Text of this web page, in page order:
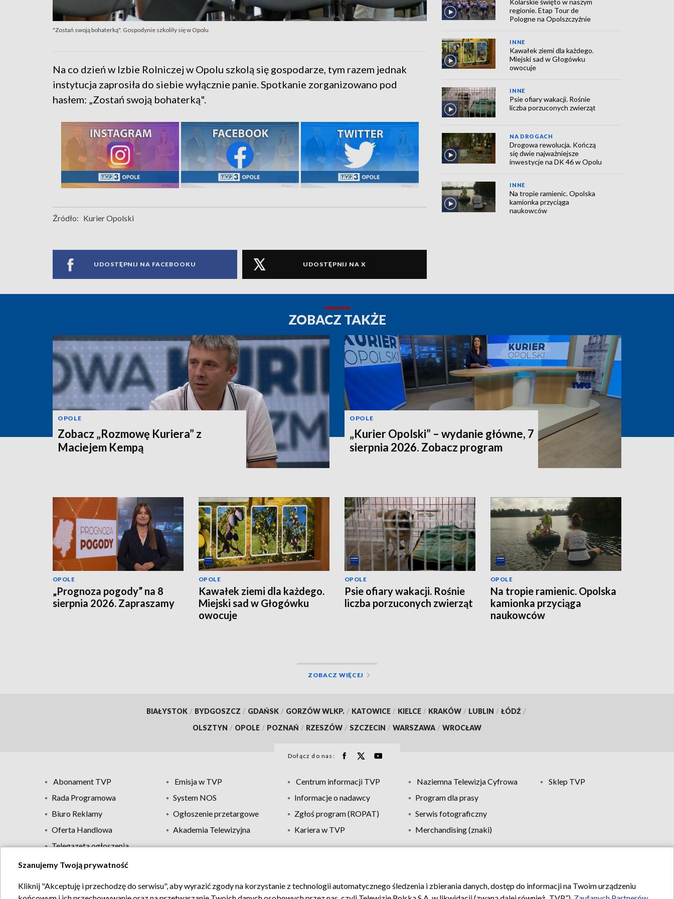
"Zostań swoją bohaterką". Gospodynie szkoliły się w Opolu
Na co dzień w Izbie Rolniczej w Opolu szkolą się gospodarze, tym razem jednak
instytucja zaprosiła do siebie wyłącznie panie. Spotkanie zorganizowano pod
hasłem: „Zostań swoją bohaterką".
Źródło: Kurier Opolski
UDOSTĘPNIJ NA FACEBOOKU UDOSTĘPNIJ NA X
regionie. Etap Tour de
Pologne na Opolszczyźnie
INNE
Kawałek ziemi dla każdego.
Miejski sad w Głogówku
owocuje
INNE
Psie ofiary wakacji. Rośnie
liczba porzuconych zwierząt
NA DROGACH
Drogowa rewolucja. Kończą
się dwie najważniejsze
inwestycje na DK 46 w Opolu
INNE
Na tropie ramienic. Opolska
kamionka przyciąga
naukowców
ZOBACZ TAKŻE
OPOLE
Zobacz „Rozmowę Kuriera” z
Maciejem Kempą
OPOLE
„Kurier Opolski” – wydanie główne, 7
sierpnia 2026. Zobacz program
OPOLE
„Prognoza pogody” na 8
sierpnia 2026. Zapraszamy
OPOLE
Kawałek ziemi dla każdego.
Miejski sad w Głogówku
owocuje
OPOLE
Psie ofiary wakacji. Rośnie
liczba porzuconych zwierząt
OPOLE
Na tropie ramienic. Opolska
kamionka przyciąga
naukowców
ZOBACZ WIĘCEJ
BIAŁYSTOK / BYDGOSZCZ / GDAŃSK / GORZÓW WLKP. / KATOWICE / KIELCE / KRAKÓW / LUBLIN / ŁÓDŹ /
OLSZTYN / OPOLE / POZNAŃ / RZESZÓW / SZCZECIN / WARSZAWA / WROCŁAW
Dołącz do nas:
Abonament TVP Emisja w TVP Centrum informacji TVP Naziemna Telewizja Cyfrowa
Sklep TVP
Rada Programowa
System NOS Informacje o nadawcy
Program dla prasy
Biuro Reklamy
Ogłoszenie przetargowe Zgłoś program (ROPAT)
Serwis fotograficzny
Oferta Handlowa
Akademia Telewizyjna Kariera w TVP
Merchandising (znaki)
Telegazeta ogłoszenia
Regulamin TVP Polityka prywatności Moje zgody Pomoc Biuro reklamy Kontakt
Szanujemy Twoją prywatność
Kliknij "Akceptuję i przechodzę do serwisu", aby wyrazić zgody na korzystanie z technologii automatycznego śledzenia i zbierania danych, dostęp do informacji na Twoim urządzeniu